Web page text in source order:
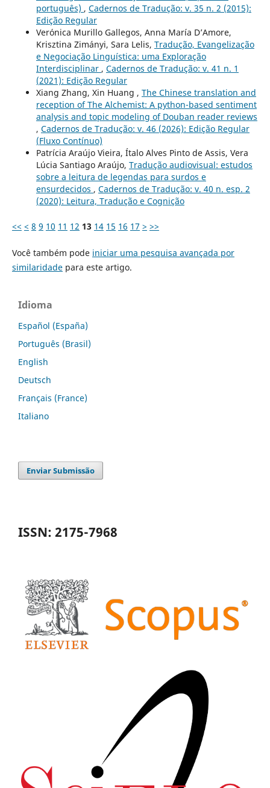
português) , Cadernos de Tradução: v. 35 n. 2 (2015):
Edição Regular
Verónica Murillo Gallegos, Anna María D’Amore,
Krisztina Zimányi, Sara Lelis, Tradução, Evangelização
e Negociação Linguística: uma Exploração
Interdisciplinar , Cadernos de Tradução: v. 41 n. 1
(2021): Edição Regular
Xiang Zhang, Xin Huang , The Chinese translation and
reception of The Alchemist: A python-based sentiment
analysis and topic modeling of Douban reader reviews
, Cadernos de Tradução: v. 46 (2026): Edição Regular
(Fluxo Contínuo)
Patrícia Araújo Vieira, Ítalo Alves Pinto de Assis, Vera
Lúcia Santiago Araújo, Tradução audiovisual: estudos
sobre a leitura de legendas para surdos e
ensurdecidos , Cadernos de Tradução: v. 40 n. esp. 2
(2020): Leitura, Tradução e Cognição
<< < 8 9 10 11 12 13 14 15 16 17 > >>
Você também pode iniciar uma pesquisa avançada por
similaridadepara este artigo.
Idioma
Español (España)
Português (Brasil)
English
Deutsch
Français (France)
Italiano
Enviar Submissão
ISSN: 2175-7968